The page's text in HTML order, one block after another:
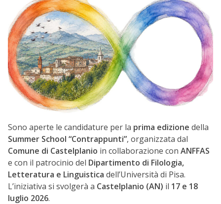
Sono aperte le candidature per la prima edizione della
Summer School “Contrappunti”, organizzata dal
Comune di Castelplanio in collaborazione con ANFFAS
e con il patrocinio del Dipartimento di Filologia,
Letteratura e Linguistica dell’Università di Pisa.
L’iniziativa si svolgerà a Castelplanio (AN) il 17 e 18
luglio 2026.